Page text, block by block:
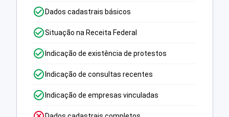
Dados cadastrais básicos
Situação na Receita Federal
Indicação de existência de protestos
Indicação de consultas recentes
Indicação de empresas vinculadas